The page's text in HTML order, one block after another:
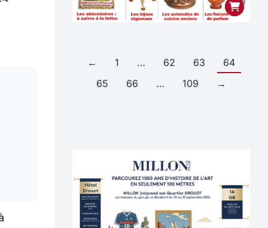
← 1 … 62 63
64
65
66 … 109 →